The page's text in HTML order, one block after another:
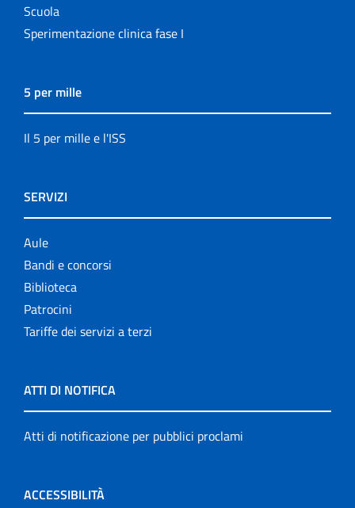
Scuola
Sperimentazione clinica fase I
5 per mille
Il 5 per mille e l'ISS
SERVIZI
Aule
Bandi e concorsi
Biblioteca
Patrocini
Tariffe dei servizi a terzi
ATTI DI NOTIFICA
Atti di notificazione per pubblici proclami
ACCESSIBILITÀ